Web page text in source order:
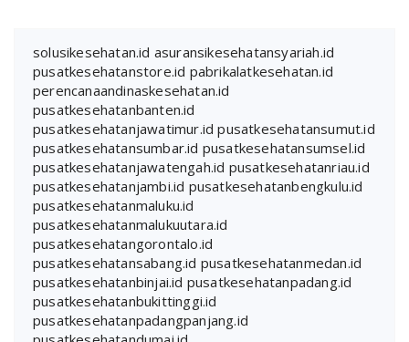
solusikesehatan.id asuransikesehatansyariah.id
pusatkesehatanstore.id pabrikalatkesehatan.id
perencanaandinaskesehatan.id
pusatkesehatanbanten.id
pusatkesehatanjawatimur.id pusatkesehatansumut.id
pusatkesehatansumbar.id pusatkesehatansumsel.id
pusatkesehatanjawatengah.id pusatkesehatanriau.id
pusatkesehatanjambi.id pusatkesehatanbengkulu.id
pusatkesehatanmaluku.id
pusatkesehatanmalukuutara.id
pusatkesehatangorontalo.id
pusatkesehatansabang.id pusatkesehatanmedan.id
pusatkesehatanbinjai.id pusatkesehatanpadang.id
pusatkesehatanbukittinggi.id
pusatkesehatanpadangpanjang.id